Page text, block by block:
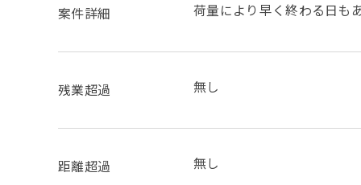
案件詳細 荷量により早く終わる日もあ
残業超過 無し
距離超過 無し